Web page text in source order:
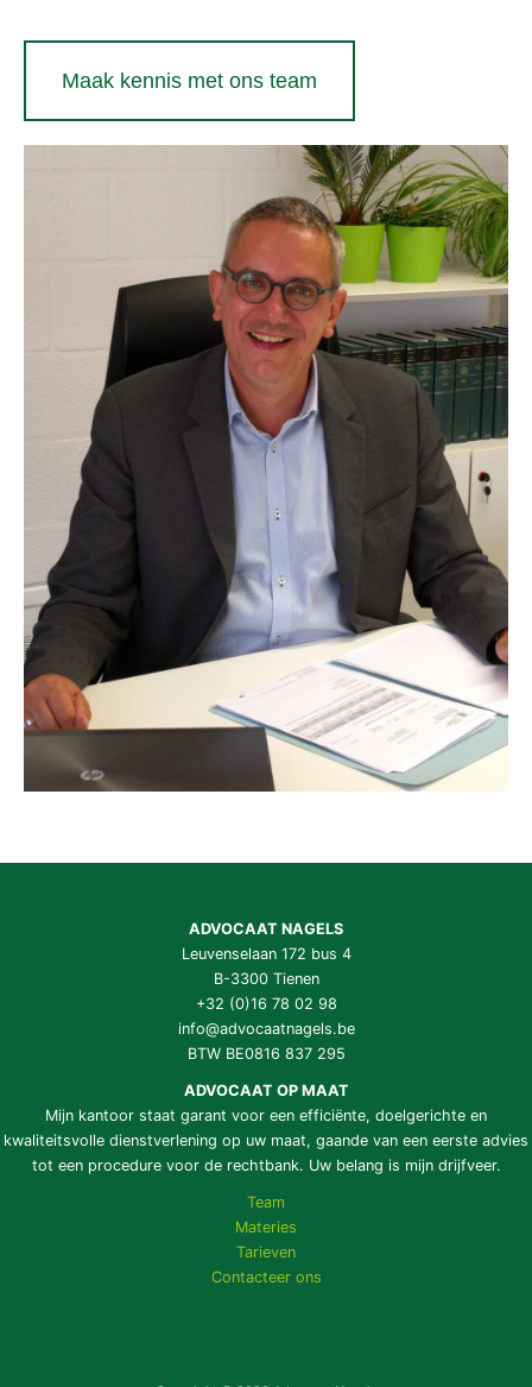
Maak kennis met ons team
ADVOCAAT NAGELS
Leuvenselaan 172 bus 4
B-3300 Tienen
+32 (0)16 78 02 98
info@advocaatnagels.be
BTW BE0816 837 295
ADVOCAAT OP MAAT
Mijn kantoor staat garant voor een efficiënte, doelgerichte en
kwaliteitsvolle dienstverlening op uw maat, gaande van een eerste advies
tot een procedure voor de rechtbank. Uw belang is mijn drijfveer.
Team
Materies
Tarieven
Contacteer ons